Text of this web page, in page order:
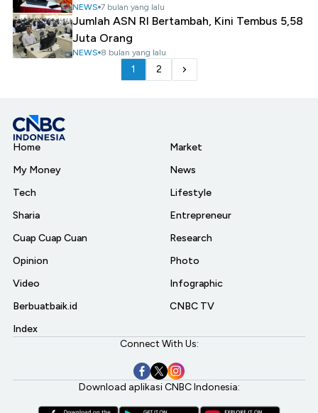
NEWS 7 bulan yang lalu
Jumlah ASN RI Bertambah, Kini Tembus 5,58
Juta Orang
NEWS 8 bulan yang lalu
1 2
Home
My Money
Tech
Sharia
Cuap Cuap Cuan
Opinion
Video
Berbuatbaik.id
Index
Market
News
Lifestyle
Entrepreneur
Research
Photo
Infographic
CNBC TV
Connect With Us:
Download aplikasi CNBC Indonesia: